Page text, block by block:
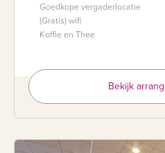
Goedkope vergaderlocatie
(Gratis) wifi
Koffie en Thee
Bekijk